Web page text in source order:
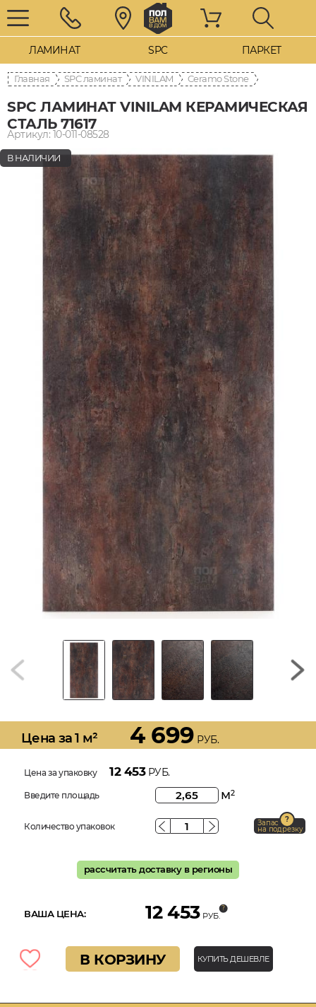
ЛАМИНАТ SPC ПАРКЕТ
Главная SPC ламинат VINILAM Ceramo Stone
SPC ЛАМИНАТ VINILAM КЕРАМИЧЕСКАЯ
СТАЛЬ 71617
Артикул: 10-011-08528
В НАЛИЧИИ
Цена за 1 м² 4 699 РУБ.
Цена за упаковку 12 453РУБ.
Введите площадь м2
Количество упаковок Запас
на подрезку
рассчитать доставку в регионы
ВАША ЦЕНА: 12 453 РУБ.
В КОРЗИНУ КУПИТЬ ДЕШЕВЛЕ